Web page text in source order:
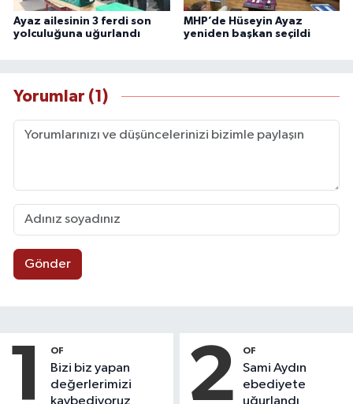
Ayaz ailesinin 3 ferdi son
yolculuğuna uğurlandı
MHP’de Hüseyin Ayaz
yeniden başkan seçildi
Yorumlar (1)
Gönder
1 OF
Bizi biz yapan
değerlerimizi
2 OF
Sami Aydın
ebediyete